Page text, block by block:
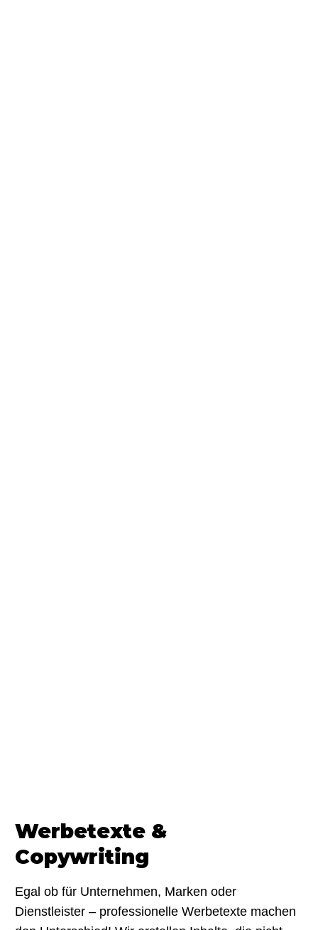
Werbetexte &
Copywriting
Egal ob für Unternehmen, Marken oder
Dienstleister – professionelle Werbetexte machen